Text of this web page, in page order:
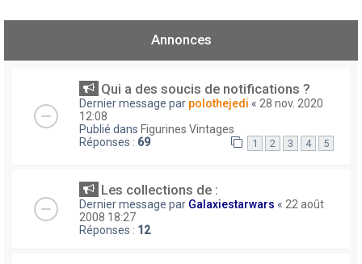
Annonces
Qui a des soucis de notifications ?
Dernier message par polothejedi « 28 nov. 2020
12:08
Publié dans Figurines Vintages
Réponses : 69 1 2 3 4 5
Les collections de :
Dernier message par Galaxiestarwars « 22 août
2008 18:27
Réponses : 12